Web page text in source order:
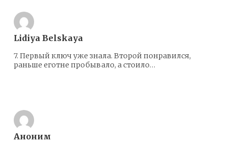
Lidiya Belskaya
7. Первый ключ уже знала. Второй понравился,
раньше еготне пробывало, а стоило…
Аноним